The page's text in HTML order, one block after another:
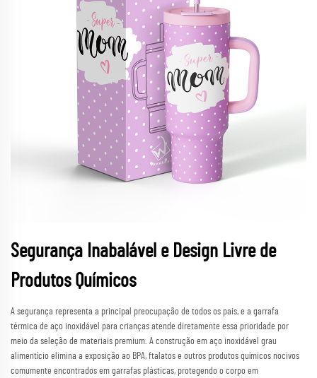
Segurança Inabalável e Design Livre de
Produtos Químicos
A segurança representa a principal preocupação de todos os pais, e a garrafa
térmica de aço inoxidável para crianças atende diretamente essa prioridade por
meio da seleção de materiais premium. A construção em aço inoxidável grau
alimentício elimina a exposição ao BPA, ftalatos e outros produtos químicos nocivos
comumente encontrados em garrafas plásticas, protegendo o corpo em